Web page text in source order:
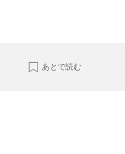
あとで読む